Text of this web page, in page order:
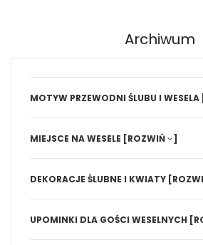
Archiwum
MOTYW PRZEWODNI ŚLUBU I WESELA
MIEJSCE NA WESELE [ROZWIŃ ]
DEKORACJE ŚLUBNE I KWIATY
UPOMINKI DLA GOŚCI WESELNYCH